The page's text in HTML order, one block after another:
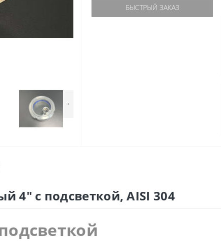
>
БЫСТРЫЙ ЗАКАЗ
4" с подсветкой, AISI 304